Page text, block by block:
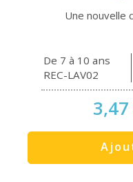
Une nouvelle
De 7 à 10 ans
REC-LAV02